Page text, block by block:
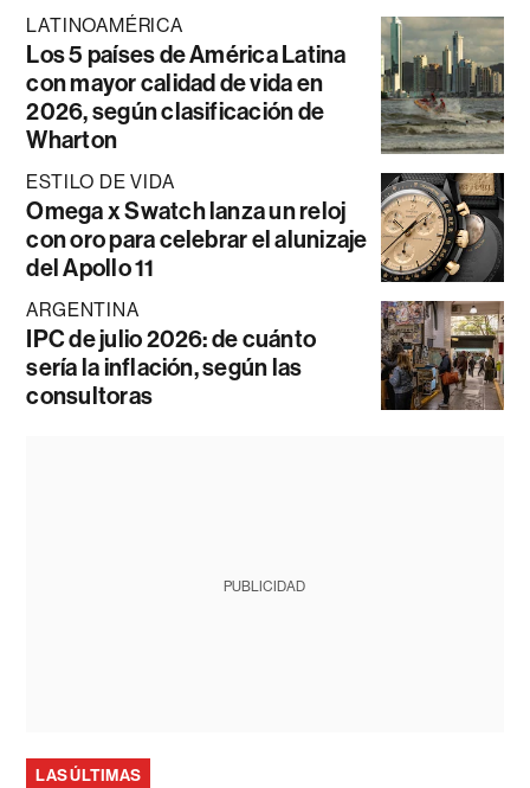
LATINOAMÉRICA
Los 5 países de América Latina
con mayor calidad de vida en
2026, según clasificación de
Wharton
ESTILO DE VIDA
Omega x Swatch lanza un reloj
con oro para celebrar el alunizaje
del Apollo 11
ARGENTINA
IPC de julio 2026: de cuánto
sería la inflación, según las
consultoras
PUBLICIDAD
LAS ÚLTIMAS